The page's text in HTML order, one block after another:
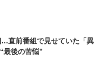
直前番組で見せていた「異
最後の苦悩”